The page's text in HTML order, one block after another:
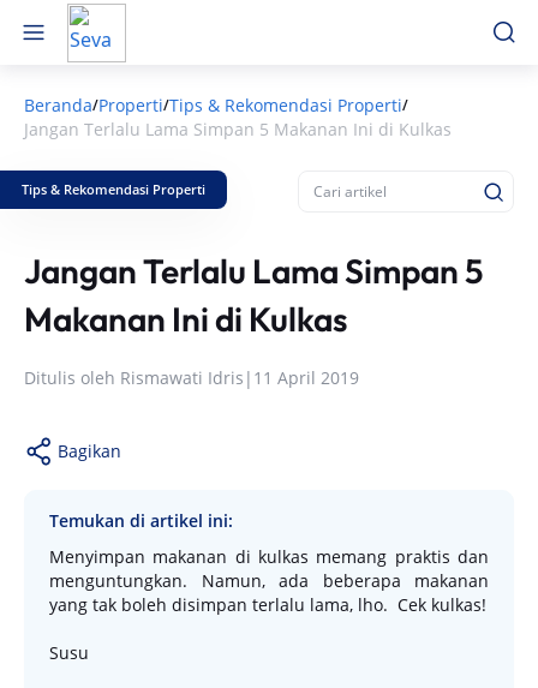
Beranda/Properti/Tips & Rekomendasi Properti/
Jangan Terlalu Lama Simpan 5 Makanan Ini di Kulkas
Tips & Rekomendasi Properti
Jangan Terlalu Lama Simpan 5
Makanan Ini di Kulkas
Ditulis oleh Rismawati Idris | 11 April 2019
Bagikan
Temukan di artikel ini:
Menyimpan makanan di kulkas memang praktis dan
menguntungkan. Namun, ada beberapa makanan
yang tak boleh disimpan terlalu lama, lho. Cek kulkas!
Susu